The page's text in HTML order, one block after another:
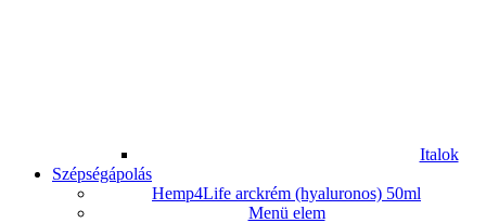
Italok
Szépségápolás
Hemp4Life arckrém (hyaluronos) 50ml
Menü elem